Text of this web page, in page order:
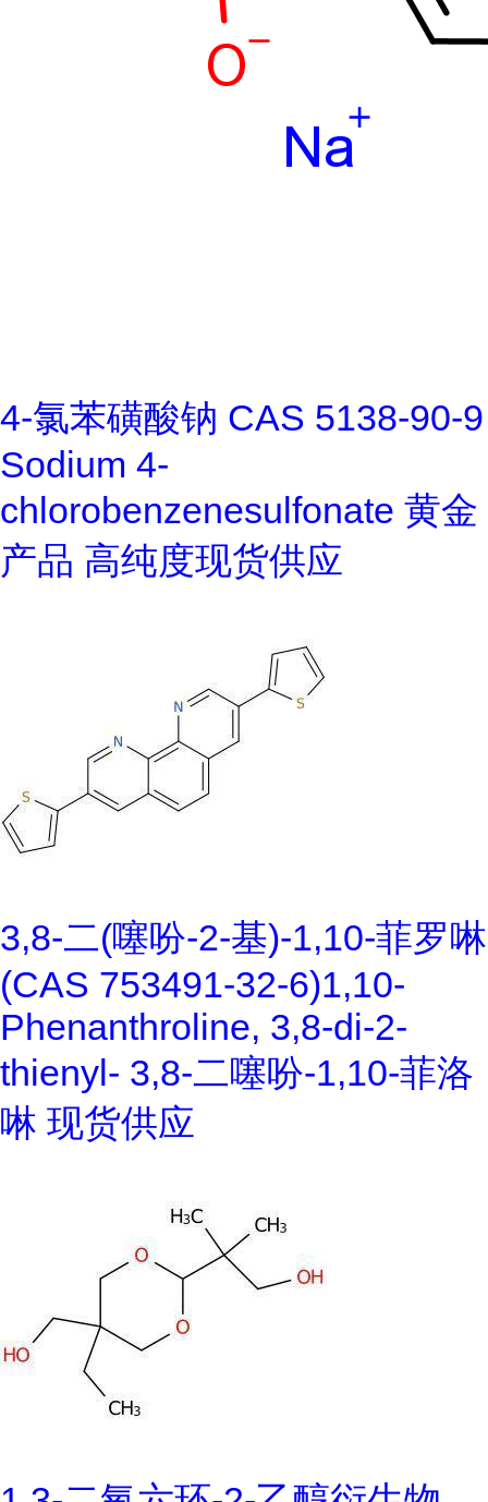
4-氯苯磺酸钠 CAS 5138-90-9
Sodium 4-
chlorobenzenesulfonate 黄金
产品 高纯度现货供应
3,8-二(噻吩-2-基)-1,10-菲罗啉
(CAS 753491-32-6)1,10-
Phenanthroline, 3,8-di-2-
thienyl- 3,8-二噻吩-1,10-菲洛
啉 现货供应